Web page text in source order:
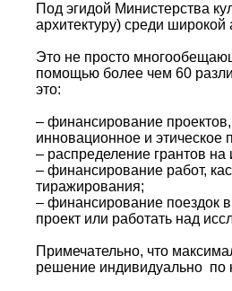
Под эгидой Министерства
архитектуру) среди
Это не просто
помощью более чем 60
это:
– финансирование
инновационное и этическое
– распределение грантов
– финансирование работ,
тиражирования;
– финансирование поездок
проект или работать над
Примечательно, что
решение индивидуально по